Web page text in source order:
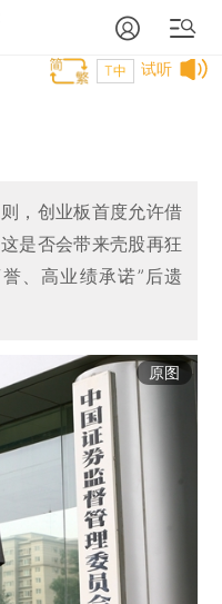
试听
T中
，创业板首度允许借
是否会带来壳股再狂
、高业绩承诺”后遗
原图